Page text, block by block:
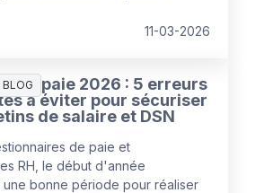
11-03-2026
BLOGla paie 2026 : 5 erreurs
à éviter pour sécuriser
de salaire et DSN
de paie et
RH, le début d'année
bonne période pour réaliser